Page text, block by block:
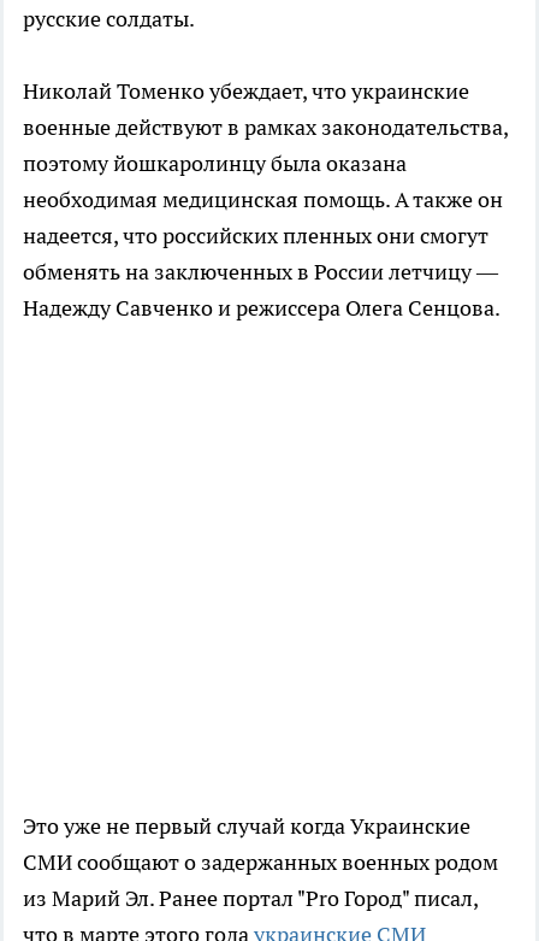
русские солдаты.
Николай Томенко убеждает, что украинские
военные действуют в рамках законодательства,
поэтому йошкаролинцу была оказана
необходимая медицинская помощь. А также он
надеется, что российских пленных они смогут
обменять на заключенных в России летчицу —
Надежду Савченко и режиссера Олега Сенцова.
Это уже не первый случай когда Украинские
СМИ сообщают о задержанных военных родом
из Марий Эл. Ранее портал "Pro Город" писал,
что в марте этого года украинские СМИ